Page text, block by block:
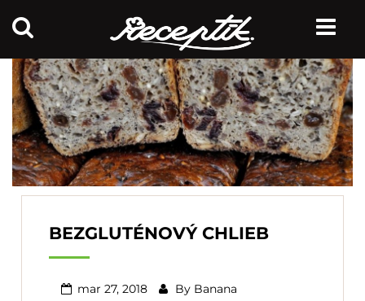
BEZGLUTÉNOVÝ CHLIEB
mar 27, 2018 By Banana